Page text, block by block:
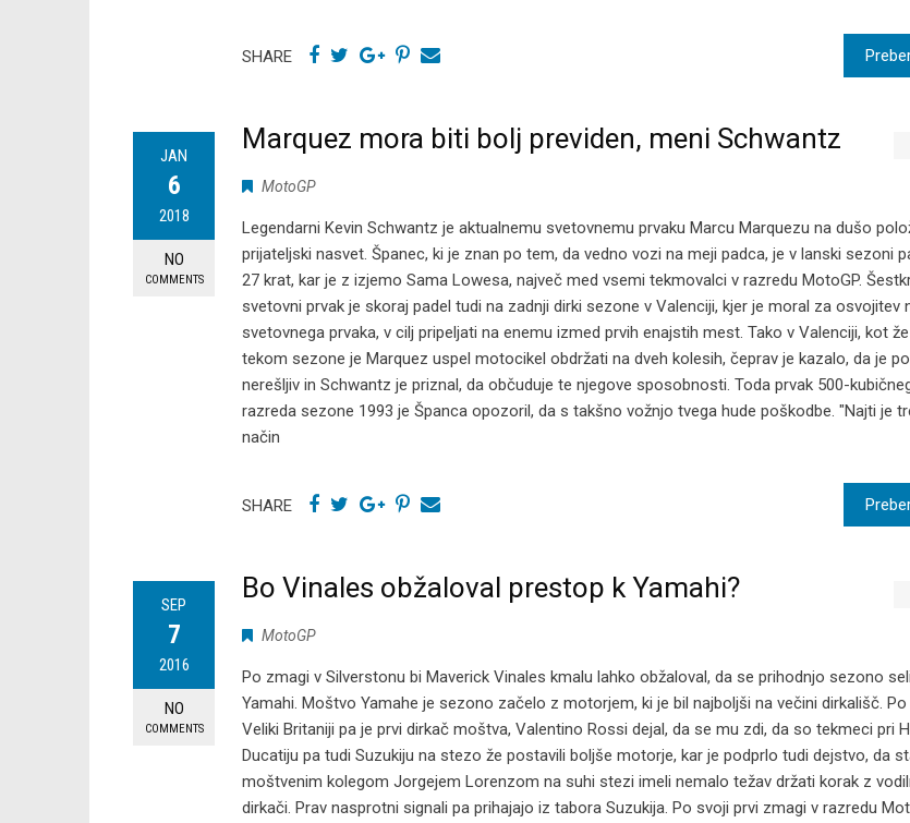
SHARE
JAN
6
2018
NO
COMMENTS
Marquez mora biti bolj previden, meni Schwantz
MotoGP
Legendarni Kevin Schwantz je aktualnemu svetovnemu prvaku Marcu Marquezu na dušo
prijateljski nasvet. Španec, ki je znan po tem, da vedno vozi na meji padca, je v lanski sezoni
27 krat, kar je z izjemo Sama Lowesa, največ med vsemi tekmovalci v razredu MotoGP.
svetovni prvak je skoraj padel tudi na zadnji dirki sezone v Valenciji, kjer je moral za osvojitev
svetovnega prvaka, v cilj pripeljati na enemu izmed prvih enajstih mest. Tako v Valenciji, kot
tekom sezone je Marquez uspel motocikel obdržati na dveh kolesih, čeprav je kazalo, da je
nerešljiv in Schwantz je priznal, da občuduje te njegove sposobnosti. Toda prvak 500-
razreda sezone 1993 je Španca opozoril, da s takšno vožnjo tvega hude poškodbe. "Najti je
način
SHARE
SEP
7
2016
NO
COMMENTS
Bo Vinales obžaloval prestop k Yamahi?
MotoGP
Po zmagi v Silverstonu bi Maverick Vinales kmalu lahko obžaloval, da se prihodnjo sezono
Yamahi. Moštvo Yamahe je sezono začelo z motorjem, ki je bil najboljši na večini dirkališč. Po
Veliki Britaniji pa je prvi dirkač moštva, Valentino Rossi dejal, da se mu zdi, da so tekmeci pri
Ducatiju pa tudi Suzukiju na stezo že postavili boljše motorje, kar je podprlo tudi dejstvo, da
moštvenim kolegom Jorgejem Lorenzom na suhi stezi imeli nemalo težav držati korak z
dirkači. Prav nasprotni signali pa prihajajo iz tabora Suzukija. Po svoji prvi zmagi v razredu